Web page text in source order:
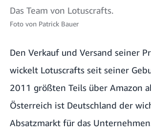
Das Team von Lotuscrafts.
Foto von Patrick Bauer
Den Verkauf und Versand seiner
wickelt Lotuscrafts seit seiner
2011 größten Teils über Amazon
Österreich ist Deutschland der
Absatzmarkt für das